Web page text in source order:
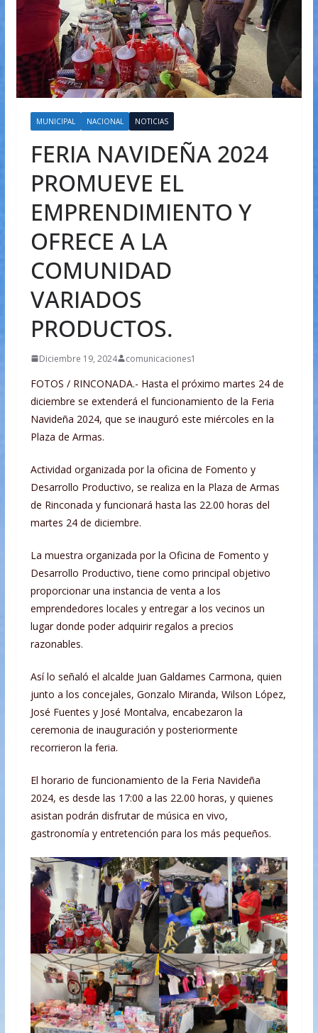
MUNICIPAL NACIONAL NOTICIAS
FERIA NAVIDEÑA 2024
PROMUEVE EL
EMPRENDIMIENTO Y
OFRECE A LA
COMUNIDAD
VARIADOS
PRODUCTOS.
Diciembre 19, 2024 comunicaciones1
FOTOS / RINCONADA.- Hasta el próximo martes 24 de
diciembre se extenderá el funcionamiento de la Feria
Navideña 2024, que se inauguró este miércoles en la
Plaza de Armas.
Actividad organizada por la oficina de Fomento y
Desarrollo Productivo, se realiza en la Plaza de Armas
de Rinconada y funcionará hasta las 22.00 horas del
martes 24 de diciembre.
La muestra organizada por la Oficina de Fomento y
Desarrollo Productivo, tiene como principal objetivo
proporcionar una instancia de venta a los
emprendedores locales y entregar a los vecinos un
lugar donde poder adquirir regalos a precios
razonables.
Así lo señaló el alcalde Juan Galdames Carmona, quien
junto a los concejales, Gonzalo Miranda, Wilson López,
José Fuentes y José Montalva, encabezaron la
ceremonia de inauguración y posteriormente
recorrieron la feria.
El horario de funcionamiento de la Feria Navideña
2024, es desde las 17:00 a las 22.00 horas, y quienes
asistan podrán disfrutar de música en vivo,
gastronomía y entretención para los más pequeños.